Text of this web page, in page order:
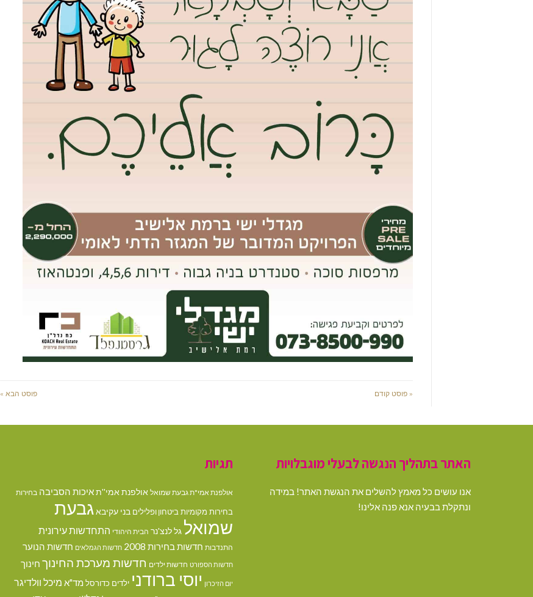
« פוסט קודם פוסט הבא »
האתר בתהליך הנגשה לבעלי מוגבלויות
אנו עושים כל מאמץ להשלים את הנגשת האתר! במידה
ונתקלת בבעיה אנא פנה אלינו!
תגיות
אולפנת אמי"ת גבעת שמואל אולפנת אמי''תאיכות הסביבה בחירות
בחירות מקומיותביטחון ופלילים בני עקיבאגבעת
שמואל גל לנצ'נר הבית היהודי התחדשות עירונית
התנדבות חדשות בחירות 2008 חדשות הגמלאים חדשות הנוער
חדשות הספורט חדשות ילדים חדשות מערכת החינוך חינוך
יום הזיכרון יוסי ברודני ילדים כדורסל מד"א מיכל וולדיגר